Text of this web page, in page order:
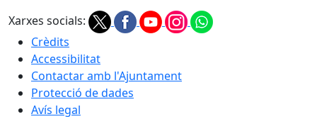
Xarxes socials:
Crèdits
Accessibilitat
Contactar amb l'Ajuntament
Protecció de dades
Avís legal